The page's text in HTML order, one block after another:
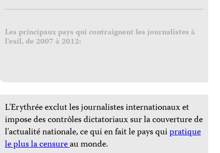
Les principaux pays qui contraignent les journalistes à
l'exil, de 2007 à 2012:
L'Erythrée exclut les journalistes internationaux et
impose des contrôles dictatoriaux sur la couverture de
l'actualité nationale, ce qui en fait le pays quipratique
le plus la censureau monde.